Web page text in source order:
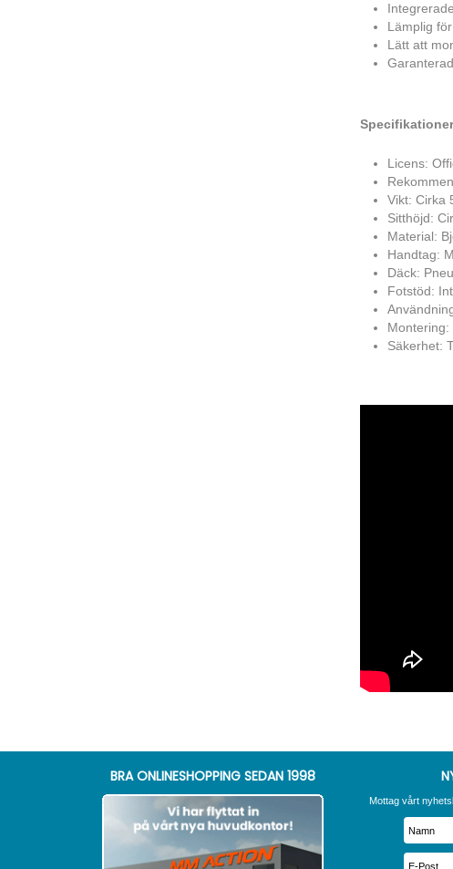
Lämplig
Lätt att
Licens:
Vikt: Cirka
Sitthöjd:
Material:
Handtag:
Däck:
Fotstöd:
Säkerhet:
BRA ONLINESHOPPING SEDAN 1998
Mottag vårt